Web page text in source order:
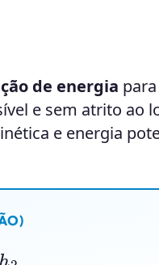
de energia
e sem atrito ao
e energia
h